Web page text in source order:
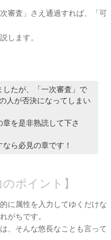
審査」さえ通過すれば、「可
します。
したが、「一次審査」で
人が否決になってしまい
を是非熟読して下さ
ら必見の章です！
ポイント】
に属性を入力してゆくだけな
がちです。
、そんな悠長なことも言って